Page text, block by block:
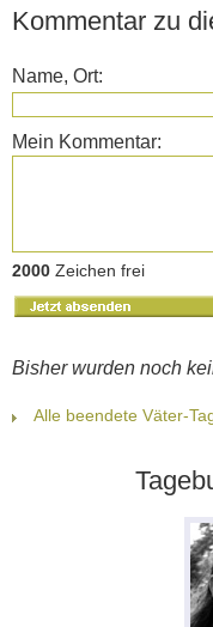
Kommentar zu
Name, Ort:
Mein Kommentar:
2000 Zeichen frei
Bisher wurden noch
Alle beendete Väter-